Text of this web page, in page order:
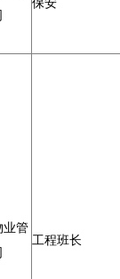
保安
业管
工程班长